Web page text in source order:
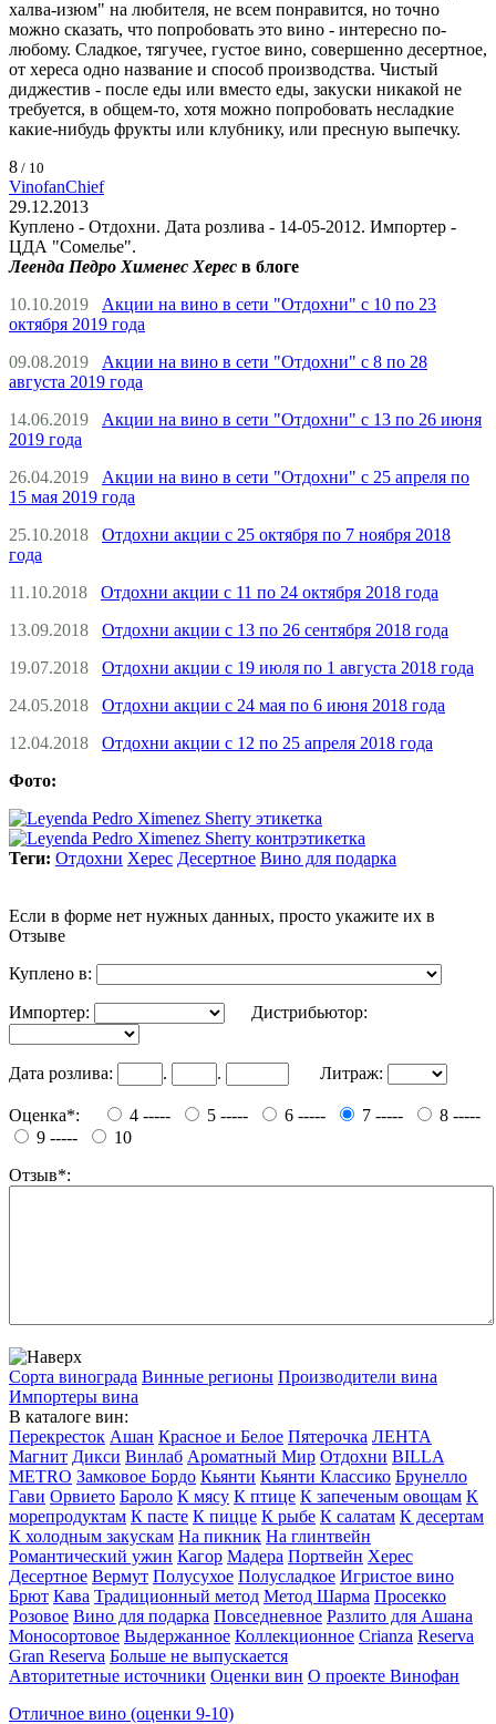
халва-изюм" на любителя, не всем понравится, но точно
можно сказать, что попробовать это вино - интересно по-
любому. Сладкое, тягучее, густое вино, совершенно десертное,
от хереса одно название и способ производства. Чистый
диджестив - после еды или вместо еды, закуски никакой не
требуется, в общем-то, хотя можно попробовать несладкие
какие-нибудь фрукты или клубнику, или пресную выпечку.
8 / 10
VinofanChief
29.12.2013
Куплено - Отдохни. Дата розлива - 14-05-2012. Импортер -
ЦДА "Сомелье".
Леенда Педро Хименес Херес в блоге
10.10.2019
Акции на вино в сети "Отдохни" с 10 по 23
октября 2019 года
09.08.2019
Акции на вино в сети "Отдохни" с 8 по 28
августа 2019 года
14.06.2019
Акции на вино в сети "Отдохни" с 13 по 26 июня
2019 года
26.04.2019
Акции на вино в сети "Отдохни" с 25 апреля по
15 мая 2019 года
25.10.2018
Отдохни акции с 25 октября по 7 ноября 2018
года
11.10.2018
Отдохни акции с 11 по 24 октября 2018 года
13.09.2018
Отдохни акции с 13 по 26 сентября 2018 года
19.07.2018
Отдохни акции с 19 июля по 1 августа 2018 года
24.05.2018
Отдохни акции с 24 мая по 6 июня 2018 года
12.04.2018
Отдохни акции с 12 по 25 апреля 2018 года
Фото:
Теги: Отдохни Херес Десертное Вино для подарка
Если в форме нет нужных данных, просто укажите их в
Отзыве
Куплено в:
Импортер: Дистрибьютор:
Дата розлива: . . Литраж:
Оценка*: 4 ----- 5 ----- 6 ----- 7 -----
8 -----
9 -----
10
Отзыв*:
Сорта винограда Винные регионы Производители вина
Импортеры вина
В каталоге вин:
Перекресток Ашан Красное и Белое Пятерочка ЛЕНТА
Магнит Дикси Винлаб Ароматный Мир Отдохни BILLA
METRO Замковое Бордо Кьянти Кьянти Классико Брунелло
Гави Орвието Бароло К мясу К птице К запеченым овощам К
морепродуктам К пасте К пицце К рыбе К салатам К десертам
К холодным закускам На пикник На глинтвейн
Романтический ужин Кагор Мадера Портвейн Херес
Десертное Вермут Полусухое Полусладкое Игристое вино
Брют Кава Традиционный метод Метод Шарма Просекко
Розовое Вино для подарка Повседневное Разлито для Ашана
Моносортовое Выдержанное Коллекционное Crianza Reserva
Gran Reserva Больше не выпускается
Авторитетные источники Оценки вин О проекте Винофан
Отличное вино (оценки 9-10)